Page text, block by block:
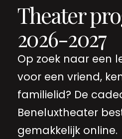
Theater
2026-2027
Op zoek naar een
voor een vriend,
familielid? De
Beneluxtheater
gemakkelijk online.